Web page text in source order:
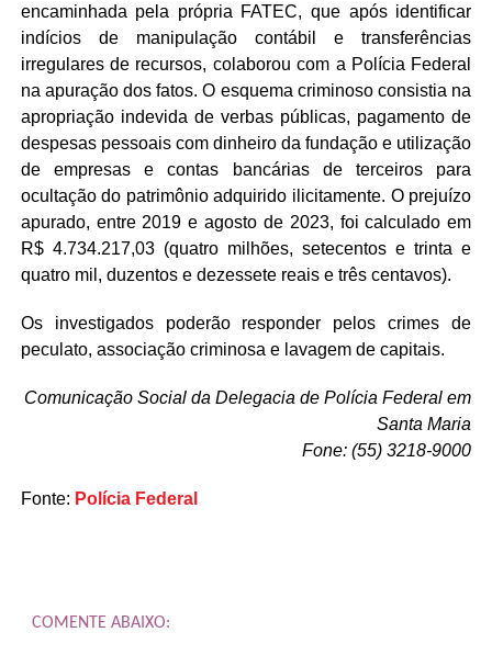
encaminhada pela própria FATEC, que após identificar
indícios de manipulação contábil e transferências
irregulares de recursos, colaborou com a Polícia Federal
na apuração dos fatos. O esquema criminoso consistia na
apropriação indevida de verbas públicas, pagamento de
despesas pessoais com dinheiro da fundação e utilização
de empresas e contas bancárias de terceiros para
ocultação do patrimônio adquirido ilicitamente. O prejuízo
apurado, entre 2019 e agosto de 2023, foi calculado em
R$ 4.734.217,03 (quatro milhões, setecentos e trinta e
quatro mil, duzentos e dezessete reais e três centavos).
Os investigados poderão responder pelos crimes de
peculato, associação criminosa e lavagem de capitais.
Comunicação Social da Delegacia de Polícia Federal em
Santa Maria
Fone: (55) 3218-9000
Fonte: Polícia Federal
COMENTE ABAIXO: